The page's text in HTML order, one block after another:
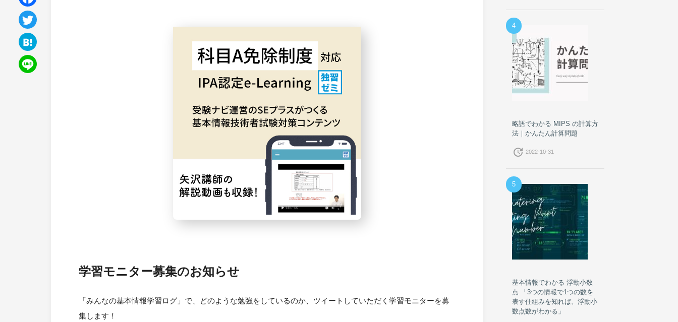
学習モニター募集のお知らせ
「みんなの基本情報学習ログ」で、どのような勉強をしているのか、ツイートしていただく学習モニターを募
集します！
F
a
c
e
T
w
H
4
略語でわかる MIPS の計算方
法｜かんたん計算問題
update 2022-10-31
5
基本情報でわかる 浮動小数
点 「3つの情報で1つの数を
表す仕組みを知れば、浮動小
数点数がわかる」